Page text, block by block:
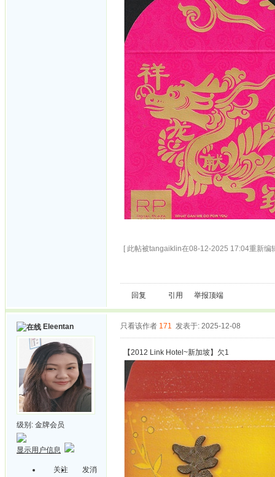
[ 此帖被tangaiklin在08-12-2025 17:04重新编
回复 引用 举报顶端
Eleentan
级别: 金牌会员
显示用户信息
关注
发消
只看该作者 171 发表于: 2025-12-08
【2012 Link Hotel~新加坡】欠1